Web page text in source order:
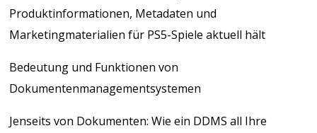
Produktinformationen, Metadaten und
Marketingmaterialien für PS5-Spiele aktuell hält
Bedeutung und Funktionen von
Dokumentenmanagementsystemen
Jenseits von Dokumenten: Wie ein DDMS all Ihre